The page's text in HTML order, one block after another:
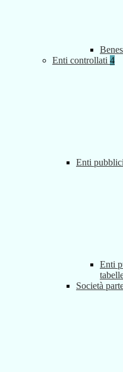
Enti controllati 4
Enti
Enti
Società